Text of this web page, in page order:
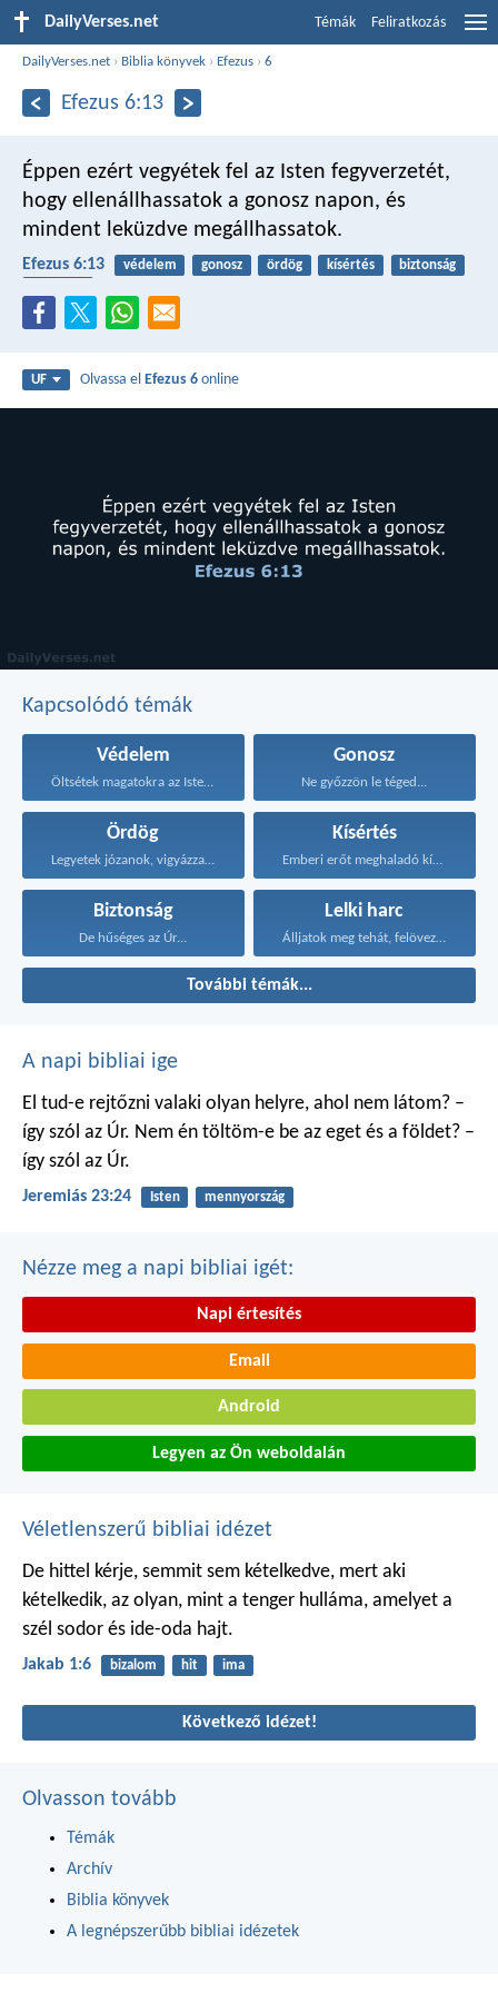
DailyVerses.net Témák Feliratkozás
DailyVerses.net › Biblia könyvek › Efezus ›6
Efezus 6:13
Éppen ezért vegyétek fel az Isten fegyverzetét,
hogy ellenállhassatok a gonosz napon, és
mindent leküzdve megállhassatok.
Efezus 6:13 védelem gonosz ördög kísértés
biztonság
UF Olvassa elEfezus 6 online
Kapcsolódó témák
Védelem
Öltsétek magatokra az Isten...
Gonosz
Ne győzzön le téged...
Ördög
Legyetek józanok, vigyázzatok, mert...
Kísértés
Emberi erőt meghaladó kísértés...
Biztonság
De hűséges az Úr...
Lelki harc
Álljatok meg tehát, felövezve...
További témák...
A napi bibliai ige
El tud-e rejtőzni valaki olyan helyre, ahol nem látom? –
így szól az Úr. Nem én töltöm-e be az eget és a földet? –
így szól az Úr.
Jeremiás 23:24 Isten mennyország
Nézze meg a napi bibliai igét:
Napi értesítés
Email
Android
Legyen az Ön weboldalán
Véletlenszerű bibliai idézet
De hittel kérje, semmit sem kételkedve, mert aki
kételkedik, az olyan, mint a tenger hulláma, amelyet a
szél sodor és ide-oda hajt.
Jakab 1:6 bizalom hit ima
Következő idézet!
Olvasson tovább
Témák
Archív
Biblia könyvek
A legnépszerűbb bibliai idézetek